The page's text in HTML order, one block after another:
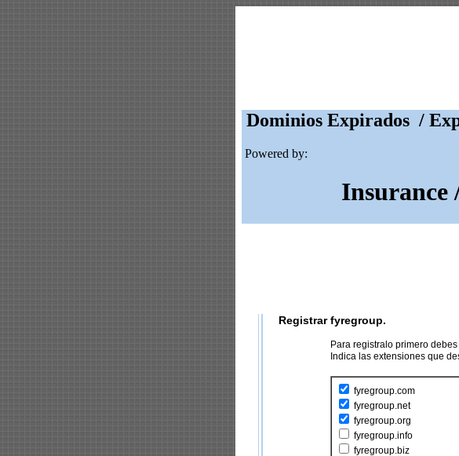
Dominios Expirados /
Powered by:
Insurance
Registrar fyregroup.
Para registralo primero
Indica las extensiones que
fyregroup.com
fyregroup.net
fyregroup.org
fyregroup.info
fyregroup.biz